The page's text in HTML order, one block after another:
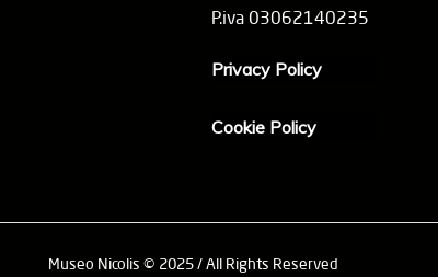
P.iva 03062140235
Privacy Policy
Cookie Policy
Museo Nicolis © 2025 / All Rights Reserved